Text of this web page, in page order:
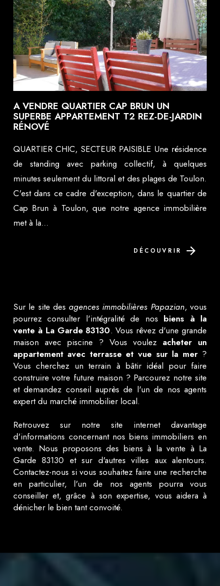
A VENDRE QUARTIER CAP BRUN UN
SUPERBE APPARTEMENT T2 REZ-DE-JARDIN
RÉNOVÉ
QUARTIER CHIC, SECTEUR PAISIBLE Une résidence
de standing avec parking collectif, à quelques
minutes seulement du littoral et des plages de Toulon.
C'est dans ce cadre d'exception, dans le quartier de
Cap Brun à Toulon, que notre agence immobilière
met à la...
DÉCOUVRIR
Sur le site desagences immobilières Papazian, vous
pourrez consulter l'intégralité de nos biens à la
vente à La Garde 83130. Vous rêvez d'une grande
maison avec piscine ? Vous voulez acheter un
appartement avec terrasse et vue sur la mer?
Vous cherchez un terrain à bâtir idéal pour faire
construire votre future maison ? Parcourez notre site
et demandez conseil auprès de l'un de nos agents
expert du marché immobilier local.
Retrouvez sur notre site internet davantage
d'informations concernant nos biens immobiliers en
vente. Nous proposons des biens à la vente à La
Garde 83130 et sur d'autres villes aux alentours.
Contactez-nous si vous souhaitez faire une recherche
en particulier, l'un de nos agents pourra vous
conseiller et, grâce à son expertise, vous aidera à
dénicher le bien tant convoité.